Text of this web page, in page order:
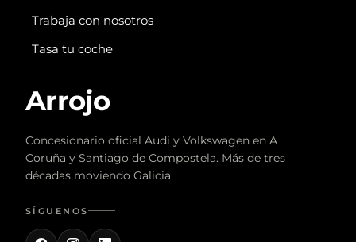
Trabaja con nosotros
Tasa tu coche
Arrojo
Concesionario oficial Audi y Volkswagen en A
Coruña y Santiago de Compostela. Más de tres
décadas moviendo Galicia.
SÍGUENOS